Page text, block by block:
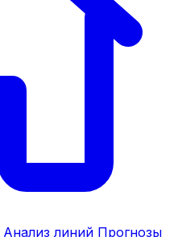
Анализ линий Прогнозы